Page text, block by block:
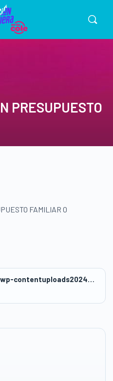
PRESUPUESTO
FAMILIAR O
wwwasbanc_418publicwp-contentuploads202409SESION-ELSER-BUSTAMANTE.docx